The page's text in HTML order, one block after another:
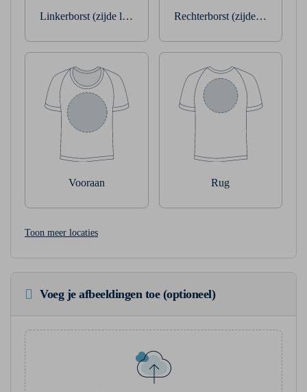
Linkerborst (zijde linkerarm) Rechterborst (zijde
Vooraan Rug
Toon meer locaties
Voeg je afbeeldingen toe (optioneel)